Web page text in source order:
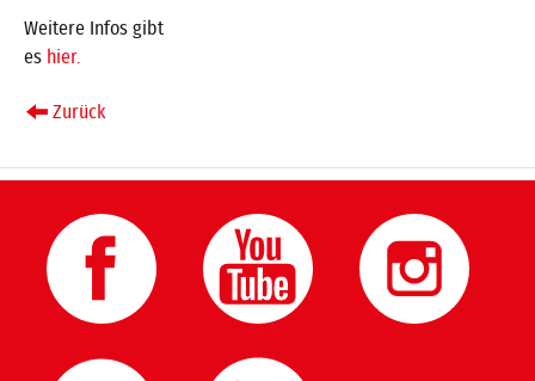
Weitere Infos gibt
es hier.
Zurück